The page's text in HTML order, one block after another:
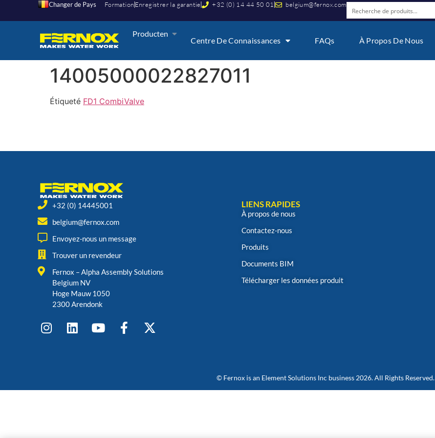
Changer de Pays FormationEnregistrer la garantie +32 (0) 14 44 50 01 belgium@fernox.com
Producten
Centre De Connaissances FAQs À Propos De Nous
14005000022827011
Étiqueté FD1 CombiValve
+32 (0) 14445001
belgium@fernox.com
Envoyez-nous un message
Trouver un revendeur
Fernox – Alpha Assembly Solutions
Belgium NV
Hoge Mauw 1050
2300 Arendonk
LIENS RAPIDES
À propos de nous
Contactez-nous
Produits
Documents BIM
Télécharger les données produit
© Fernox is an Element Solutions Inc business 2026. All Rights Reserved.